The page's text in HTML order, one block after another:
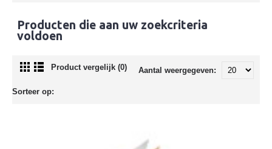
Producten die aan uw zoekcriteria
voldoen
Product vergelijk (0) Aantal weergegeven:
Sorteer op: